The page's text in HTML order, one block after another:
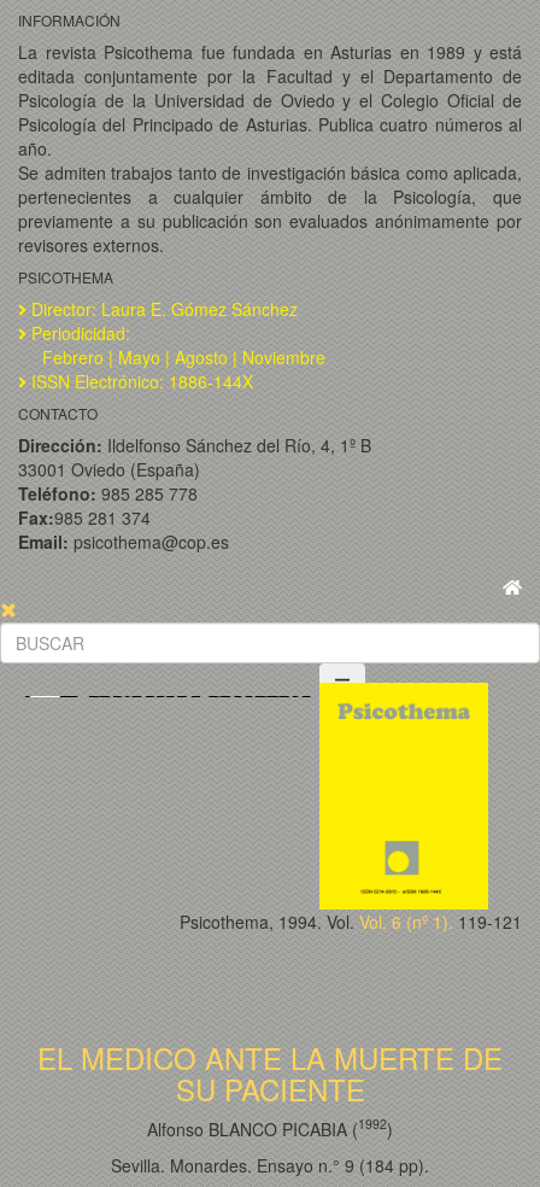
INFORMACIÓN
La revista Psicothema fue fundada en Asturias en 1989 y está
editada conjuntamente por la Facultad y el Departamento de
Psicología de la Universidad de Oviedo y el Colegio Oficial de
Psicología del Principado de Asturias. Publica cuatro números al
año.
Se admiten trabajos tanto de investigación básica como aplicada,
pertenecientes a cualquier ámbito de la Psicología, que
previamente a su publicación son evaluados anónimamente por
revisores externos.
PSICOTHEMA
Director: Laura E. Gómez Sánchez
Periodicidad:
Febrero | Mayo | Agosto | Noviembre
ISSN Electrónico: 1886-144X
CONTACTO
Dirección: Ildelfonso Sánchez del Río, 4, 1º B
33001 Oviedo (España)
Teléfono: 985 285 778
Fax:985 281 374
Email: psicothema@cop.es
Psicothema, 1994. Vol. Vol. 6 (nº 1). 119-121
EL MEDICO ANTE LA MUERTE DE
SU PACIENTE
Alfonso BLANCO PICABIA (1992)
Sevilla. Monardes. Ensayo n.° 9 (184 pp).